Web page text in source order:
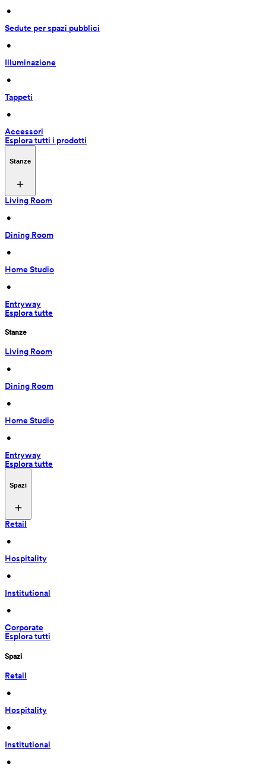
•
Sedute per spazi pubblici
•
Illuminazione
•
Tappeti
•
Accessori
Esplora tutti i prodotti
Stanze
Living Room
•
Dining Room
•
Home Studio
•
Entryway
Esplora tutte
Stanze
Living Room
•
Dining Room
•
Home Studio
•
Entryway
Esplora tutte
Spazi
Retail
•
Hospitality
•
Institutional
•
Corporate
Esplora tutti
Spazi
Retail
•
Hospitality
•
Institutional
•